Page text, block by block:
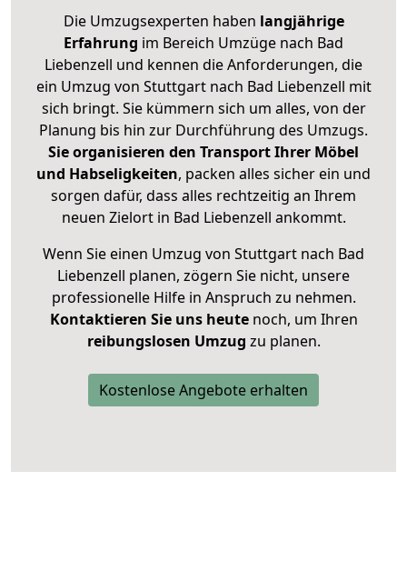
Die Umzugsexperten haben langjährige
Erfahrung im Bereich Umzüge nach Bad
Liebenzell und kennen die Anforderungen, die
ein Umzug von Stuttgart nach Bad Liebenzell mit
sich bringt. Sie kümmern sich um alles, von der
Planung bis hin zur Durchführung des Umzugs.
Sie organisieren den Transport Ihrer Möbel
und Habseligkeiten, packen alles sicher ein und
sorgen dafür, dass alles rechtzeitig an Ihrem
neuen Zielort in Bad Liebenzell ankommt.
Wenn Sie einen Umzug von Stuttgart nach Bad
Liebenzell planen, zögern Sie nicht, unsere
professionelle Hilfe in Anspruch zu nehmen.
Kontaktieren Sie uns heutenoch, um Ihren
reibungslosen Umzug zu planen.
Kostenlose Angebote erhalten